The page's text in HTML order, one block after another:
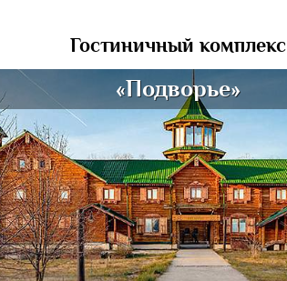
Гостиничный комплекс
«Подворье»